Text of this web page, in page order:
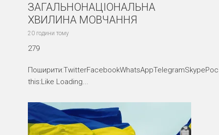
ЗАГАЛЬНОНАЦІОНАЛЬНА
ХВИЛИНА МОВЧАННЯ
20 години тому
279
this:Like Loading...